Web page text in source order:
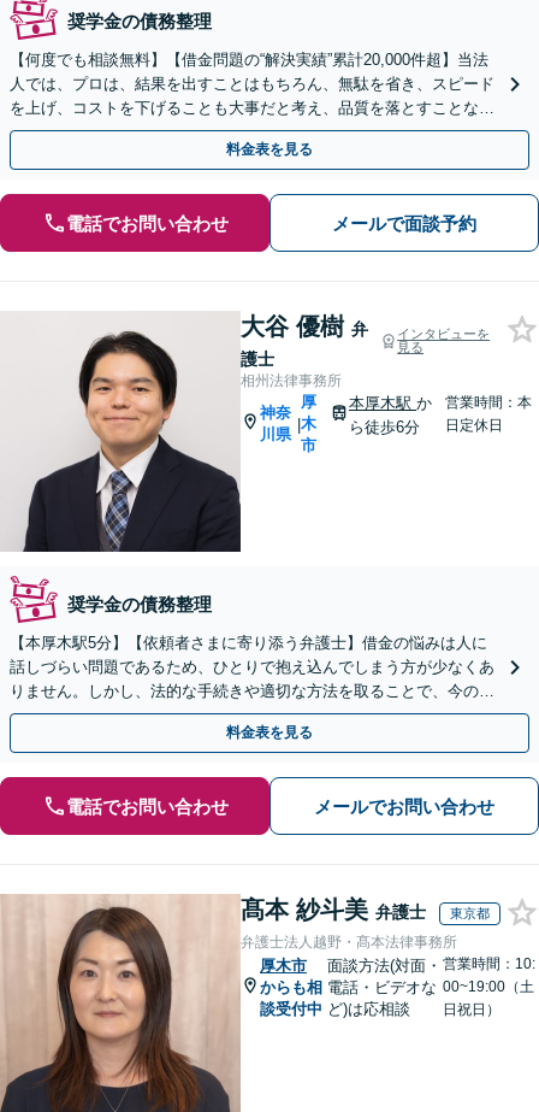
奨学金の債務整理
【何度でも相談無料】【借金問題の“解決実績”累計20,000件超】当法
人では、プロは、結果を出すことはもちろん、無駄を省き、スピード
を上げ、コストを下げることも大事だと考え、品質を落とすことな
く、費用を可能な限り安くすることにこだわります。
料金表を見る
電話でお問い合わせ メールで面談予約
大谷 優樹 弁
護士
インタビューを
見る
相州法律事務所
神奈
川県
|
厚
木
市
本厚木駅か
ら徒歩6分
営業時間：本
日定休日
奨学金の債務整理
【本厚木駅5分】【依頼者さまに寄り添う弁護士】借金の悩みは人に
話しづらい問題であるため、ひとりで抱え込んでしまう方が少なくあ
りません。しかし、法的な手続きや適切な方法を取ることで、今の状
況を改善できる場合が多くあります。ぜひご相談ください。
料金表を見る
電話でお問い合わせ メールでお問い合わせ
髙本 紗斗美 弁護士 東京都
弁護士法人越野・髙本法律事務所
厚木市
からも相
談受付中
面談方法(対面・
電話・ビデオな
ど)は応相談
営業時間：10:
00~19:00（土
日祝日）